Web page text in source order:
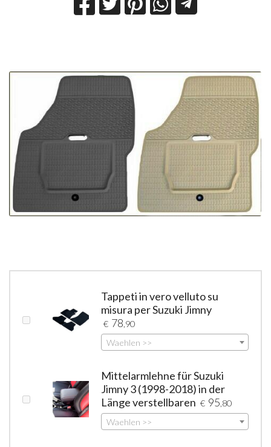
Tappeti in vero velluto su
misura per Suzuki Jimny
€ 78 ,90
Waehlen >>
Mittelarmlehne für Suzuki
Jimny 3 (1998-2018) in der
Länge verstellbaren € 95 ,80
Waehlen >>